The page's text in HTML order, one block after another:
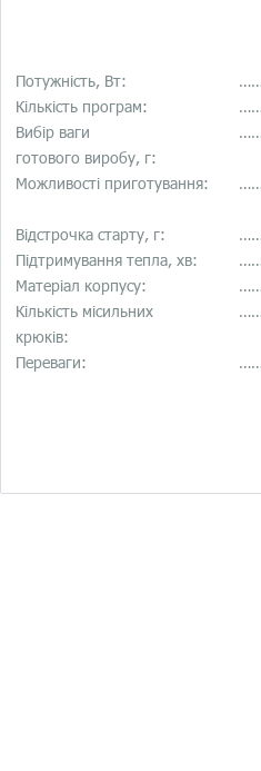
Потужність, Вт:
Кількість програм:
Вибір ваги
готового виробу, г:
Можливості приготування:
Відстрочка старту, г:
Підтримування тепла, хв:
Матеріал корпусу:
Кількість місильних
крюків:
Переваги: